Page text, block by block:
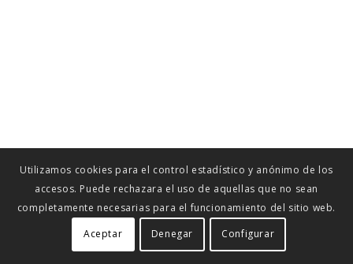
Utilizamos cookies para el control estadístico y anónimo de los
accesos. Puede rechazara el uso de aquellas que no sean
completamente necesarias para el funcionamiento del sitio web.
Aceptar
Denegar Configurar